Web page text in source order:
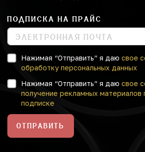
ПОДПИСКА НА ПРАЙС
Нажимая “Отправить” я даю свое
обработку персональных данных
Нажимая “Отправить” я даю свое
получение рекламных материалов
подписке
ОТПРАВИТЬ